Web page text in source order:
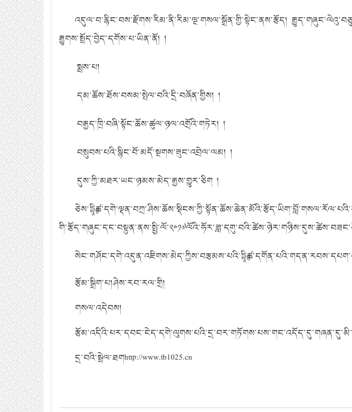
འདུལ་བ་རྙིང་བས་རྫོགས་རིམ་ནི་རིམ་ལྔ་གསལ་སྒྲོན་གྱི་སྟེང་ནས་རྩོད།
རྒྱུགས་སྤྲོད་བྱེད་དགོས་པ་ཡིན་ནོ། །
སྨྲས་པ།
དམ་ཆོས་ཐོས་བསམ་སྤེལ་བའི་དྲི་བཞོན་གྱིས། །
བརྒྱད་ཁྲི་བཞི་སྟོང་ཆོས་ཚུལ་ཉལ་འགྲོའི་གཏེར། །
བསྲུབས་པའི་སྙིང་བོ་མདོ་སྔགས་ཟུང་འབྲེལ་ལམ། །
དུས་ཀྱི་མཐར་ཡང་ཉམས་མེད་རྒྱས་གྱུར་ཅིག །
རྩོམ་སྒྲིག་པ།ཤེས་རབ་རལ་གྲི།
གསལ་འདེབས།
དྲ་བའི་སྦྲེལ་ཐགhttp://www.tb1025.cn